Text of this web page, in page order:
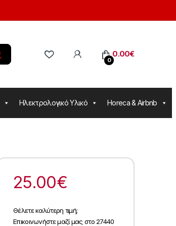
0
0.00€
Ηλεκτρολογικό Υλικό Horeca & Airbnb
25.00€
Θέλετε καλύτερη τιμή;
Επικοινωνήστε μαζί μας στο 27440